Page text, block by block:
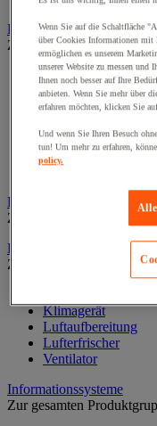
Dekoration und
Zur gesamten
Ausstellungsvitrine
Festdekoration
Klebefolie für
Landkarten
Rahmen und
Fußstütze für Büro
Zur gesamten
Heizung, Klima und
Zur gesamten
Klimagerät
Luftaufbereitung
Lufterfrischer
Ventilator
Informationssysteme
Zur gesamten
Wenn Sie auf die Schaltfläche
über Cookies Informationen mit
ermöglichen es unserem
unserer Website zu messen und
Ihnen noch besser auf Ihre
anbieten. Wenn Sie mehr über
erfahren möchten, klicken Sie
Und wenn Sie Ihren Besuch
tun! Um mehr zu erfahren,
policy.